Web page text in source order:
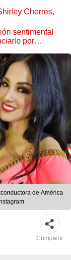
Cherres,
sentimental
por
de América
Compartir